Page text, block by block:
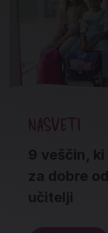
NASVETI
9 veščin,
za dobre
učitelji